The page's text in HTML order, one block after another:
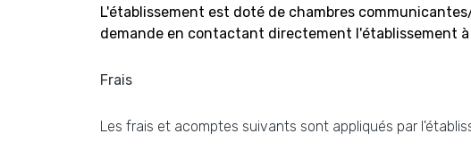
L'établissement est doté de chambres
demande en contactant directement l'établissement
Frais
Les frais et acomptes suivants sont appliqués par